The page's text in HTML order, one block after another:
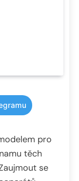
pro
těch
se